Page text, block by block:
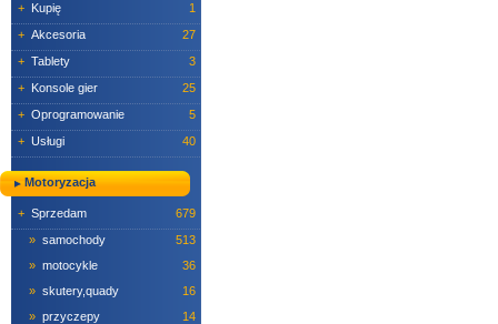
+ Kupię
1
+ Akcesoria
27
+ Tablety
3
+ Konsole gier
25
+ Oprogramowanie
5
+ Usługi 40
Motoryzacja
+ Sprzedam
679
» samochody
513
» motocykle
36
» skutery,quady
16
» przyczepy
14